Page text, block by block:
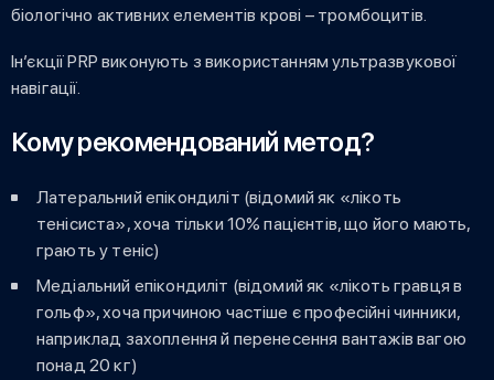
біологічно активних елементів крові – тромбоцитів.
Ін’єкції PRP виконують з використанням ультразвукової
навігації.
Кому рекомендований метод?
Латеральний епікондиліт (відомий як «лікоть
тенісиста», хоча тільки 10% пацієнтів, що його мають,
грають у теніс)
Медіальний епікондиліт (відомий як «лікоть гравця в
гольф», хоча причиною частіше є професійні чинники,
наприклад захоплення й перенесення вантажів вагою
понад 20 кг)